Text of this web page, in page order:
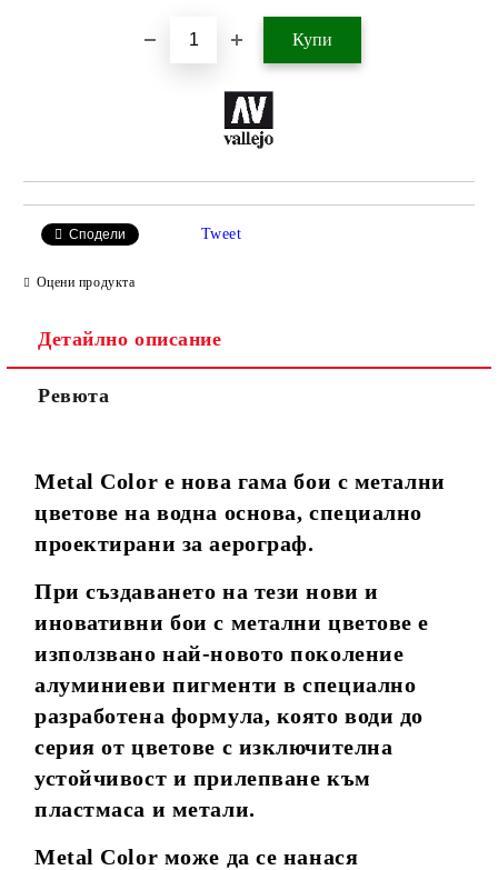
Сподели Tweet
Оцени продукта
Детайлно описание
Ревюта
Metal Color е нова гама бои с метални
цветове на водна основа, специално
проектирани за аерограф.
При създаването на тези нови и
иновативни бои с метални цветове е
използвано най-новото поколение
алуминиеви пигменти в специално
разработена формула, която води до
серия от цветове с изключителна
устойчивост и прилепване към
пластмаса и метали.
Metal Color може да се нанася